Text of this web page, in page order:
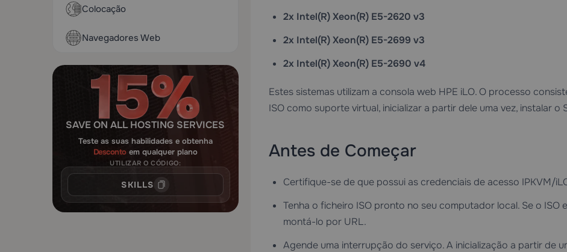
Colocação
Navegadores Web
SAVE ON ALL HOSTING SERVICES
Teste as suas habilidades e obtenha
Descontoem qualquer plano
UTILIZAR O CÓDIGO:
SKILLS
2x Intel(R) Xeon(R) E5-2620 v3
2x Intel(R) Xeon(R) E5-2699 v3
2x Intel(R) Xeon(R) E5-2690 v4
Estes sistemas utilizam a consola web HPE iLO. O processo
ISO como suporte virtual, inicializar a partir dele uma vez, instalar o
Antes de Começar
Certifique-se de que possui as credenciais de acesso IPKVM/
Tenha o ficheiro ISO pronto no seu computador local. Se o
montá-lo por URL.
Agende uma interrupção do serviço. A inicialização a partir de